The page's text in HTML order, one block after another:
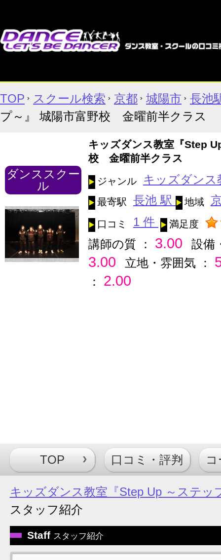
TOP スクール検索 京都 城陽市
長池
プ～』 城陽市富野校 金曜前半クラス
ダンススクー
ル
キッズダンス教室『Step
校 金曜前半クラス
ジャンル キッズダンス
最寄駅 長池 駅 地域
口コミ 1 件 満足度
講師の質 ： 3.00 設備
3.00 立地・雰囲気 ：
： 2.00
TOP 口コミ・評判
キッズダンス教室『Step Up ～ステ
スタッフ紹介
Staff スタッフ紹介